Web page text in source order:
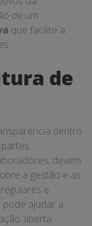
de um
que facilite a
de
dentro
devem
a gestão e as
e
ajudar a
aberta